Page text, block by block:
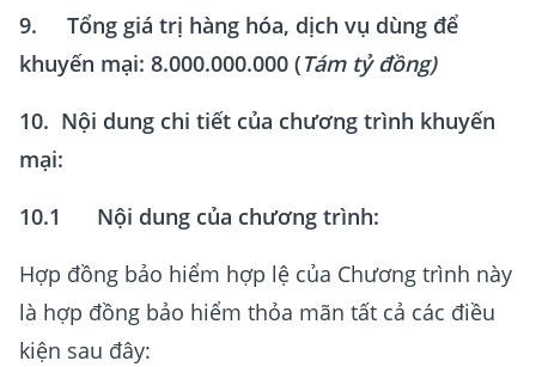
9. Tổng giá trị hàng hóa, dịch vụ dùng để
khuyến mại: 8.000.000.000 (Tám tỷ đồng)
10. Nội dung chi tiết của chương trình khuyến
mại:
10.1 Nội dung của chương trình:
Hợp đồng bảo hiểm hợp lệ của Chương trình này
là hợp đồng bảo hiểm thỏa mãn tất cả các điều
kiện sau đây: